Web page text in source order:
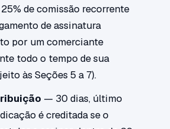
de comissão recorrente
de assinatura
por um comerciante
todo o tempo de sua
às Seções 5 a 7).
— 30 dias, último
é creditada se o